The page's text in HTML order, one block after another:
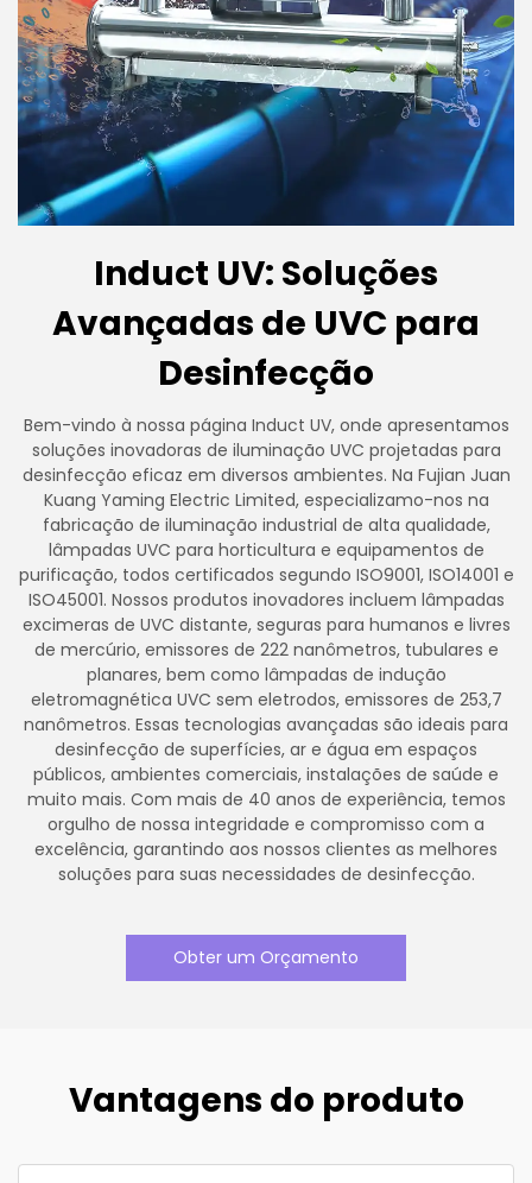
Induct UV: Soluções
Avançadas de UVC para
Desinfecção
Bem-vindo à nossa página Induct UV, onde apresentamos
soluções inovadoras de iluminação UVC projetadas para
desinfecção eficaz em diversos ambientes. Na Fujian Juan
Kuang Yaming Electric Limited, especializamo-nos na
fabricação de iluminação industrial de alta qualidade,
lâmpadas UVC para horticultura e equipamentos de
purificação, todos certificados segundo ISO9001, ISO14001 e
ISO45001. Nossos produtos inovadores incluem lâmpadas
excimeras de UVC distante, seguras para humanos e livres
de mercúrio, emissores de 222 nanômetros, tubulares e
planares, bem como lâmpadas de indução
eletromagnética UVC sem eletrodos, emissores de 253,7
nanômetros. Essas tecnologias avançadas são ideais para
desinfecção de superfícies, ar e água em espaços
públicos, ambientes comerciais, instalações de saúde e
muito mais. Com mais de 40 anos de experiência, temos
orgulho de nossa integridade e compromisso com a
excelência, garantindo aos nossos clientes as melhores
soluções para suas necessidades de desinfecção.
Obter um Orçamento
Vantagens do produto